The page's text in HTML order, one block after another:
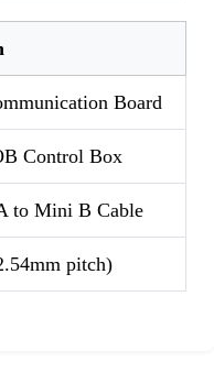
Board
Control Box
to Mini B Cable
pitch)